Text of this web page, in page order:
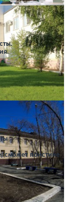
Крытый бассейн SPA
даты
сможет поистине
SPA
даты